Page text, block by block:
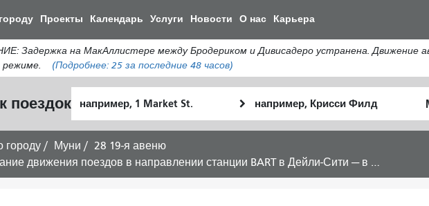
к
общему
содержанию
Проекты Календарь Услуги Новости О нас Карьера
на МакАллистере между Бродериком и Дивисадеро устранена. Движение
режиме.
(Подробнее: 25 за последние 48 часов)
поездок местоположение
окончания
я
путешествовать
городу Муни
28 19-я авеню
движения поездов в направлении станции BART в Дейли-Сити — в будние дни.